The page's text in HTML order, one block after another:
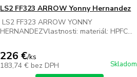
LS2 FF323 ARROW Yonny Hernandez
LS2 FF323 ARROW YONNY
HERNANDEZVlastnosti: materiál: HPFC...
226 €/ks
183,74 € bez DPH Skladom